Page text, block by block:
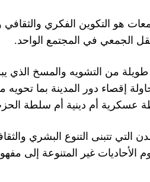
هو التكوين الفكري
الجمعي في المجتمع الواحد.
من التشويه والمسخ الذي
إقصاء دور المدينة بما تحويه
عسكرية أم دينية أم سلطة
التي تتبنى التنوع البشري
غير المتنوعة إلى